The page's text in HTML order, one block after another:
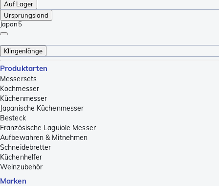
Auf Lager
Ursprungsland
Japan5
Klingenlänge
Produktarten
Messersets
Kochmesser
Küchenmesser
Japanische Küchenmesser
Besteck
Französische Laguiole Messer
Aufbewahren & Mitnehmen
Schneidebretter
Küchenhelfer
Weinzubehör
Marken